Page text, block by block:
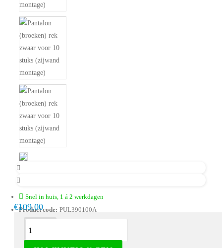
Snel in huis, 1 á 2 werkdagen
Product code: PUL390100A
€109,00
Omschrijving